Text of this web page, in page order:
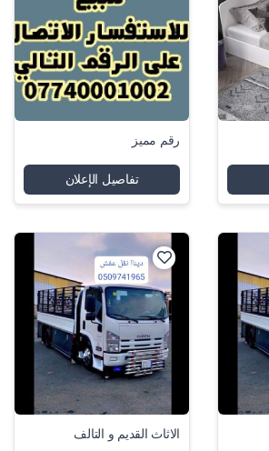
رقم مميز
تفاصيل الإعلان
الاثاث القديم و التالف